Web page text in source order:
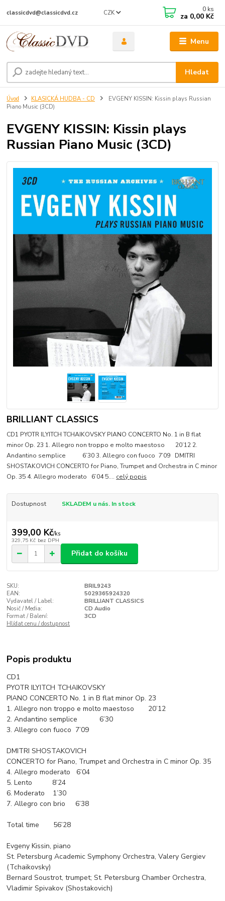
Menu
CZK
Hledat
classicdvd@classicdvd.cz 0 ks
za 0,00 Kč
Úvod KLASICKÁ HUDBA - CD
EVGENY KISSIN: Kissin plays Russian
Piano Music (3CD)
EVGENY KISSIN: Kissin plays
Russian Piano Music (3CD)
BRILLIANT CLASSICS
CD1 PYOTR ILYITCH TCHAIKOVSKY PIANO CONCERTO No. 1 in B flat
minor Op. 23 1. Allegro non troppo e molto maestoso 20’12 2.
Andantino semplice 6’30 3. Allegro con fuoco 7’09 DMITRI
SHOSTAKOVICH CONCERTO for Piano, Trumpet and Orchestra in C minor
Op. 35 4. Allegro moderato 6’04 5.... celý popis
Dostupnost SKLADEM u nás. In stock
399,00 Kč/ks
329,75 Kč bez DPH
Přidat do košíku
SKU:
BRIL9243
EAN:
5029365924320
Vydavatel / Label:
BRILLIANT CLASSICS
Nosič / Media:
CD Audio
Format / Balení:
3CD
Hlídat cenu / dostupnost
Popis produktu
CD1
PYOTR ILYITCH TCHAIKOVSKY
PIANO CONCERTO No. 1 in B flat minor Op. 23
1. Allegro non troppo e molto maestoso 20’12
2. Andantino semplice 6’30
3. Allegro con fuoco 7’09
DMITRI SHOSTAKOVICH
CONCERTO for Piano, Trumpet and Orchestra in C minor Op. 35
4. Allegro moderato 6’04
5. Lento 8’24
6. Moderato 1’30
7. Allegro con brio 6’38
Total time 56’28
Evgeny Kissin, piano
St. Petersburg Academic Symphony Orchestra, Valery Gergiev
(Tchaikovsky)
Bernard Soustrot, trumpet; St. Petersburg Chamber Orchestra,
Vladimir Spivakov (Shostakovich)